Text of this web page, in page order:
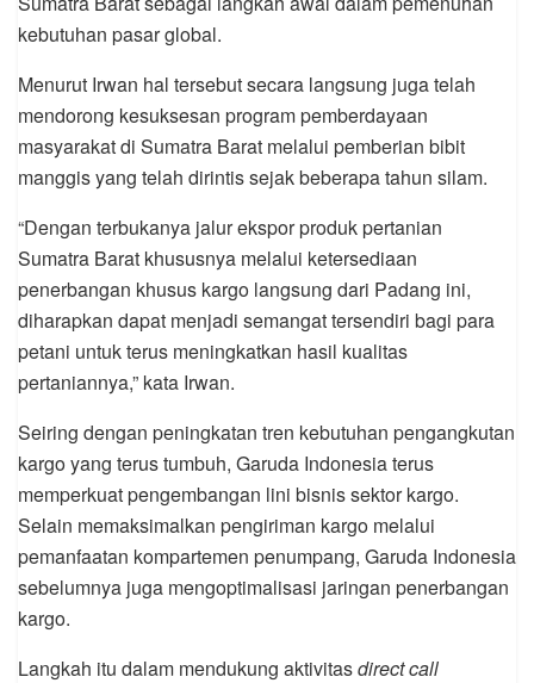
kebutuhan pasar global.
Menurut Irwan hal tersebut secara langsung juga telah
mendorong kesuksesan program pemberdayaan
masyarakat di Sumatra Barat melalui pemberian bibit
manggis yang telah dirintis sejak beberapa tahun silam.
“Dengan terbukanya jalur ekspor produk pertanian
Sumatra Barat khususnya melalui ketersediaan
penerbangan khusus kargo langsung dari Padang ini,
diharapkan dapat menjadi semangat tersendiri bagi para
petani untuk terus meningkatkan hasil kualitas
pertaniannya,” kata Irwan.
Seiring dengan peningkatan tren kebutuhan pengangkutan
kargo yang terus tumbuh, Garuda Indonesia terus
memperkuat pengembangan lini bisnis sektor kargo.
Selain memaksimalkan pengiriman kargo melalui
pemanfaatan kompartemen penumpang, Garuda Indonesia
sebelumnya juga mengoptimalisasi jaringan penerbangan
kargo.
Langkah itu dalam mendukung aktivitasdirect call